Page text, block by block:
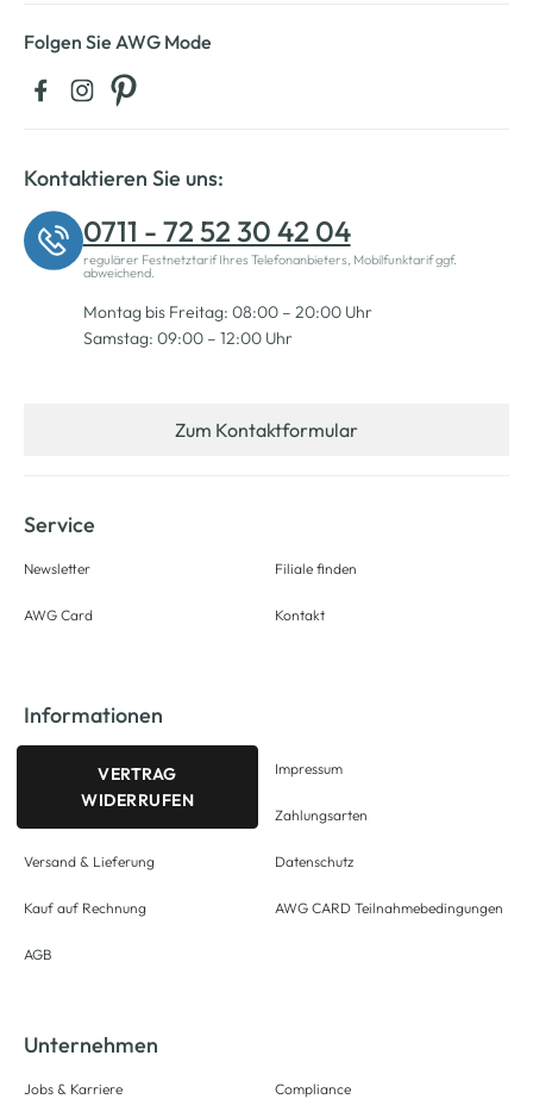
Folgen Sie AWG Mode
Kontaktieren Sie uns:
0711 - 72 52 30 42 04
regulärer Festnetztarif Ihres Telefonanbieters, Mobilfunktarif ggf.
abweichend.
Montag bis Freitag: 08:00 – 20:00 Uhr
Samstag: 09:00 – 12:00 Uhr
Zum Kontaktformular
Service
Newsletter
AWG Card
Filiale finden
Kontakt
Informationen
VERTRAG
WIDERRUFEN
Versand & Lieferung
Kauf auf Rechnung
AGB
Impressum
Zahlungsarten
Datenschutz
AWG CARD Teilnahmebedingungen
Unternehmen
Jobs & Karriere Compliance